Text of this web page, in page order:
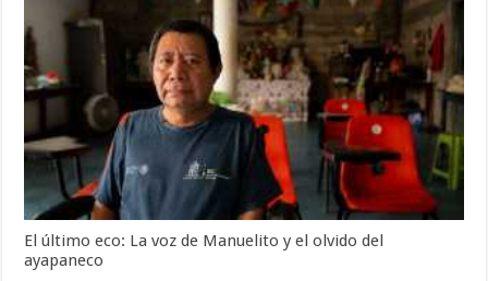
El último eco: La voz de Manuelito y el olvido del
ayapaneco